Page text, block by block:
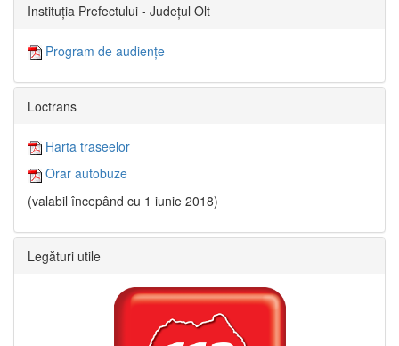
Instituția Prefectului - Județul Olt
Program de audiențe
Loctrans
Harta traseelor
Orar autobuze
(valabil începând cu 1 iunie 2018)
Legături utile